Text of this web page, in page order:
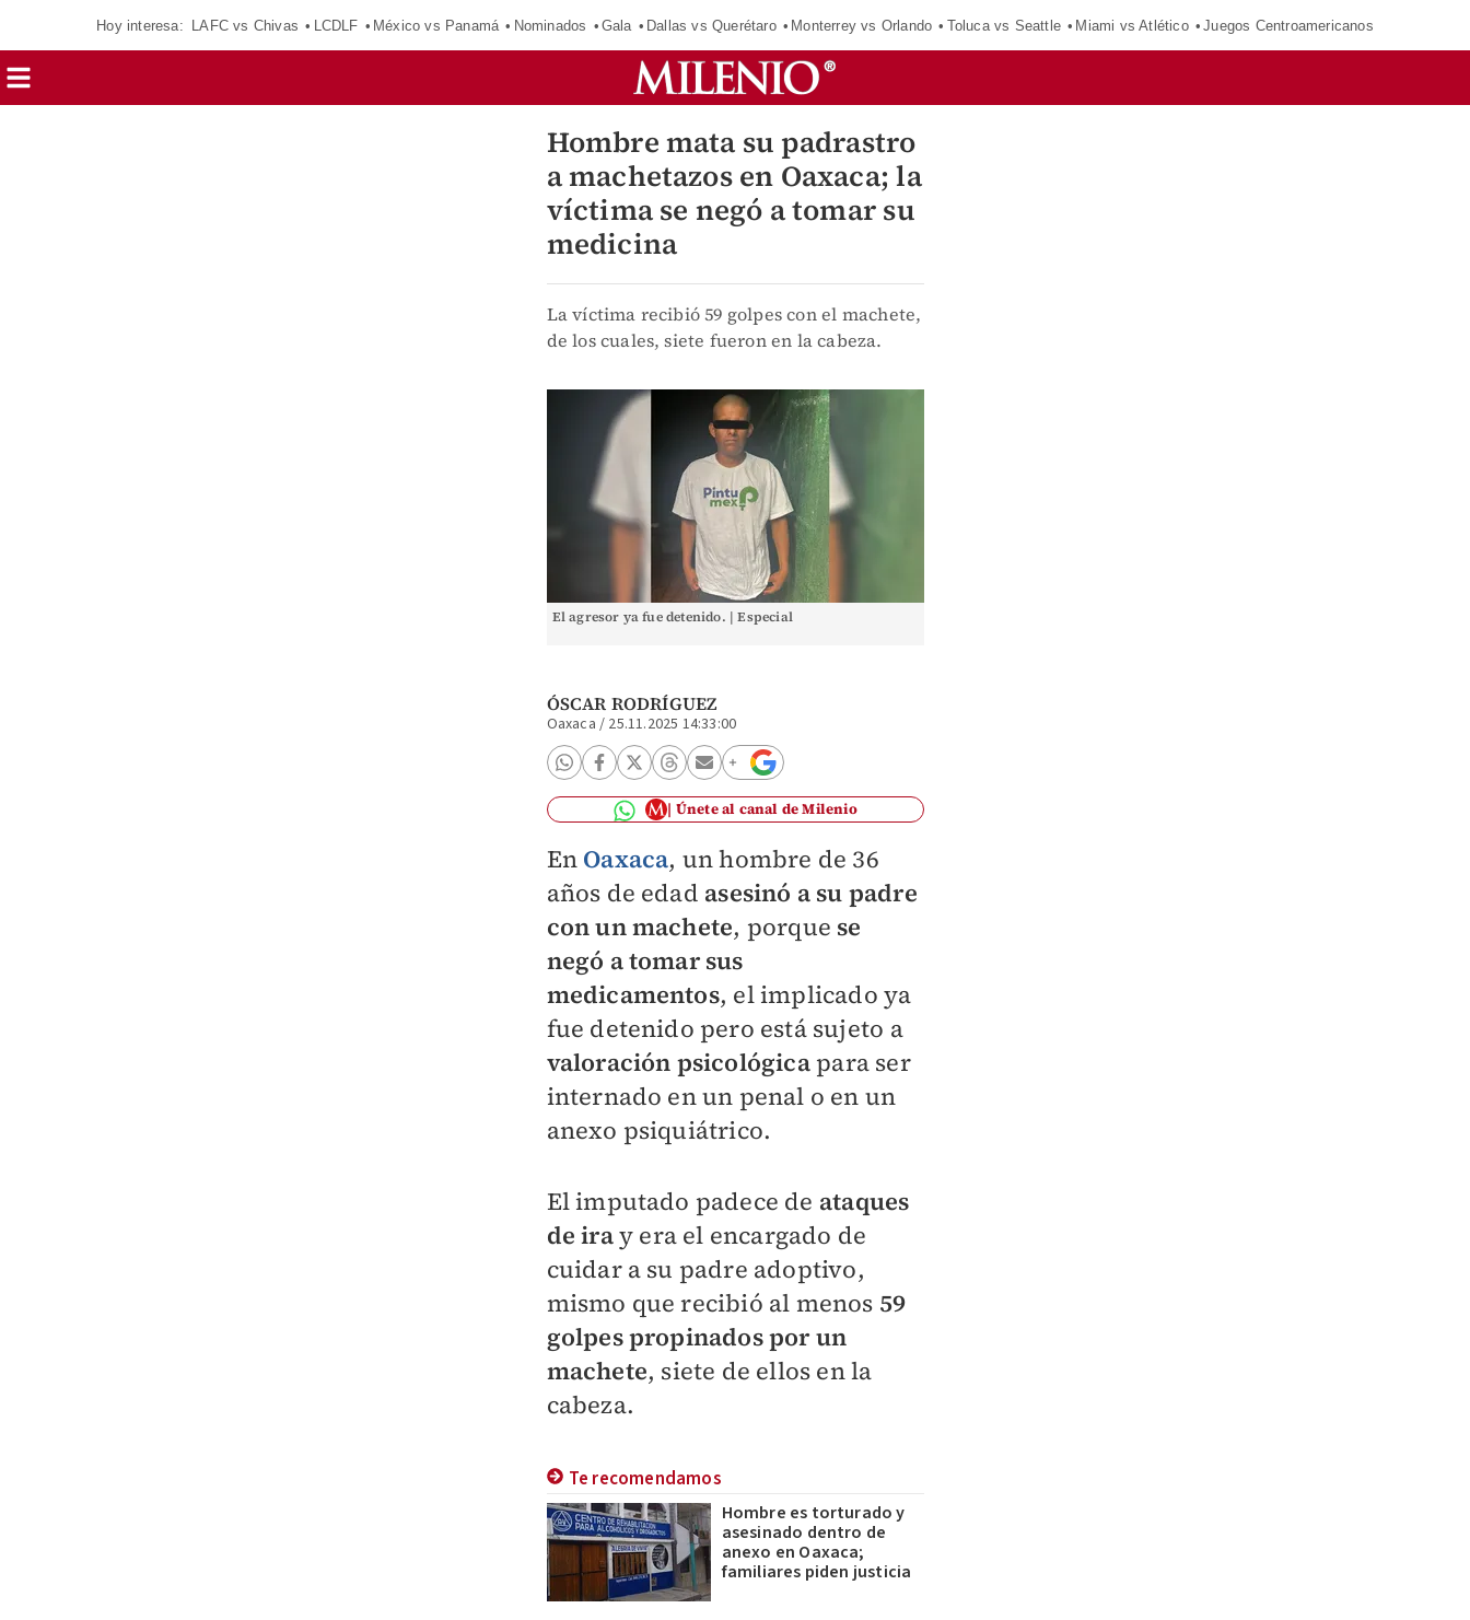
Hoy interesa: LAFC vs Chivas LCDLF México vs Panamá Nominados Gala Dallas vs Querétaro Monterrey vs Orlando Toluca vs Seattle Miami vs Atlético Juegos Centroamericanos
Hombre mata su padrastro
a machetazos en Oaxaca; la
víctima se negó a tomar su
medicina
La víctima recibió 59 golpes con el machete,
de los cuales, siete fueron en la cabeza.
El agresor ya fue detenido. | Especial
ÓSCAR RODRÍGUEZ
Oaxaca / 25.11.2025 14:33:00
Únete al canal de Milenio
En Oaxaca, un hombre de 36
años de edad asesinó a su padre
con un machete, porque se
negó a tomar sus
medicamentos, el implicado ya
fue detenido pero está sujeto a
valoración psicológicapara ser
internado en un penal o en un
anexo psiquiátrico.
El imputado padece de ataques
de iray era el encargado de
cuidar a su padre adoptivo,
mismo que recibió al menos 59
golpes propinados por un
machete, siete de ellos en la
cabeza.
Te recomendamos
Hombre es torturado y
asesinado dentro de
anexo en Oaxaca;
familiares piden justicia